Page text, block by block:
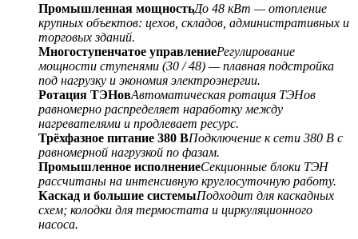
Промышленная мощностьДо 48 кВт — отопление
крупных объектов: цехов, складов, административных и
торговых зданий.
Многоступенчатое управлениеРегулирование
мощности ступенями (30 / 48) — плавная подстройка
под нагрузку и экономия электроэнергии.
Ротация ТЭНовАвтоматическая ротация ТЭНов
равномерно распределяет наработку между
нагревателями и продлевает ресурс.
Трёхфазное питание 380 ВПодключение к сети 380 В с
равномерной нагрузкой по фазам.
Промышленное исполнениеСекционные блоки ТЭН
рассчитаны на интенсивную круглосуточную работу.
Каскад и большие системыПодходит для каскадных
схем; колодки для термостата и циркуляционного
насоса.